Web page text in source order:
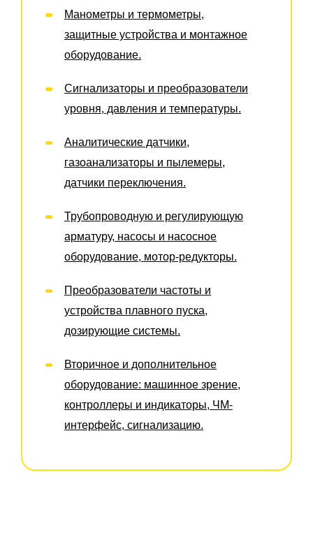
Манометры и термометры,
защитные устройства и монтажное
оборудование.
Сигнализаторы и преобразователи
уровня, давления и температуры.
Аналитические датчики,
газоанализаторы и пылемеры,
датчики переключения.
Трубопроводную и регулирующую
арматуру, насосы и насосное
оборудование, мотор-редукторы.
Преобразователи частоты и
устройства плавного пуска,
дозирующие системы.
Вторичное и дополнительное
оборудование: машинное зрение,
контроллеры и индикаторы, ЧМ-
интерфейс, сигнализацию.